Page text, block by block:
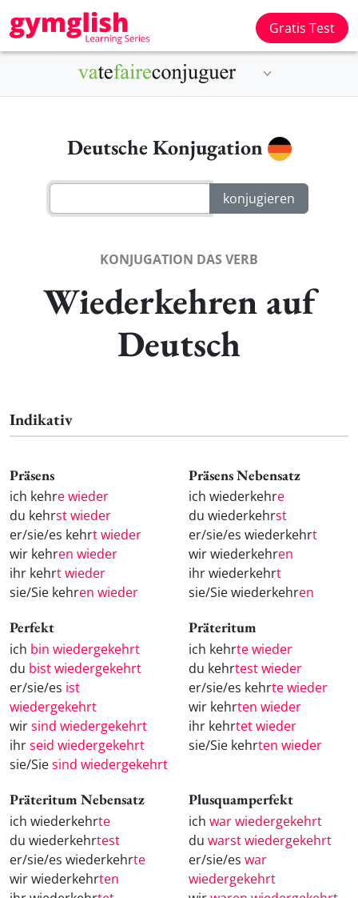
Gratis Test
Deutsche Konjugation
KONJUGATION DAS VERB
Wiederkehren auf
Deutsch
Indikativ
Präsens
ich kehre wieder
du kehrst wieder
er/sie/es kehrt wieder
wir kehren wieder
ihr kehrt wieder
sie/Sie kehren wieder
Präsens Nebensatz
ich wiederkehre
du wiederkehrst
er/sie/es wiederkehrt
wir wiederkehren
ihr wiederkehrt
sie/Sie wiederkehren
Perfekt
ich bin wiedergekehrt
du bist wiedergekehrt
er/sie/es ist
wiedergekehrt
wirsind wiedergekehrt
ihrseid wiedergekehrt
sie/Siesind wiedergekehrt
Präteritum
ich kehrte wieder
du kehrtest wieder
er/sie/es kehrte wieder
wir kehrten wieder
ihr kehrtet wieder
sie/Sie kehrten wieder
Präteritum Nebensatz
ich wiederkehrte
du wiederkehrtest
er/sie/es wiederkehrte
wir wiederkehrten
Plusquamperfekt
ich war wiedergekehrt
du warst wiedergekehrt
er/sie/es war
wiedergekehrt